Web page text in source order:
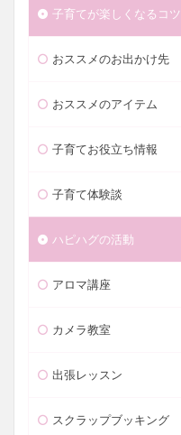
子育てが楽しくなるコツ
おススメのお出かけ先
おススメのアイテム
子育てお役立ち情報
子育て体験談
ハピハグの活動
アロマ講座
カメラ教室
出張レッスン
スクラップブッキング